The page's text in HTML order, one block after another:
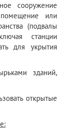
сооружение
помещение или
(подвалы
станции
для укрытия
зданий,
открытые